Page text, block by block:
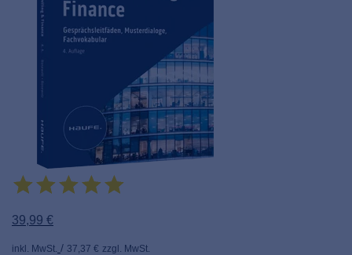
39,99 €
inkl. MwSt. 37,37 € zzgl. MwSt.